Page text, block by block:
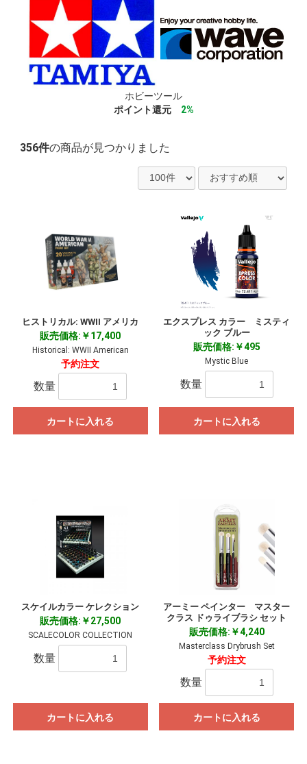
ホビーツール
ポイント還元 2%
356件の商品が見つかりました
ヒストリカル: WWII アメリカ
販売価格:￥17,400
Historical: WWII American
予約注文
数量
カートに入れる
エクスプレス カラー ミスティ
ック ブルー
販売価格:￥495
Mystic Blue
数量
カートに入れる
スケイルカラー ケレクション
販売価格:￥27,500
SCALECOLOR COLLECTION
数量
カートに入れる
アーミー ペインター マスター
クラス ドゥライブラシ セット
販売価格:￥4,240
Masterclass Drybrush Set
予約注文
数量
カートに入れる